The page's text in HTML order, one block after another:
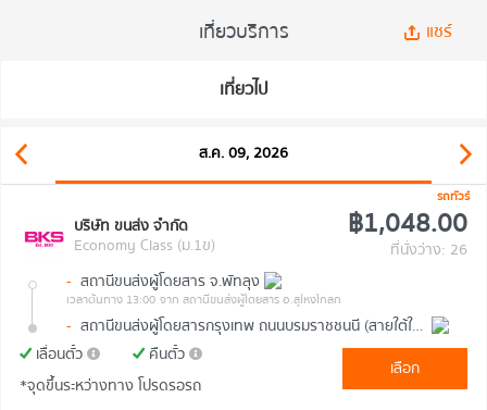
เที่ยวบริการ แชร์
เที่ยวไป
ส.ค. 09, 2026
รถทัวร์
บริษัท ขนส่ง จำกัด
Economy Class (ม.1ข)
฿1,048.00
ที่นั่งว่าง: 26
- สถานีขนส่งผู้โดยสาร จ.พัทลุง
เวลาต้นทาง 13:00 จาก สถานีขนส่งผู้โดยสาร อ.สุไหงโกลก
-
สถานีขนส่งผู้โดยสารกรุงเทพ ถนนบรมราชชนนี (สายใต้ใหม่)
เลื่อนตั๋ว
คืนตั๋ว
*จุดขึ้นระหว่างทาง โปรดรอรถ
เลือก